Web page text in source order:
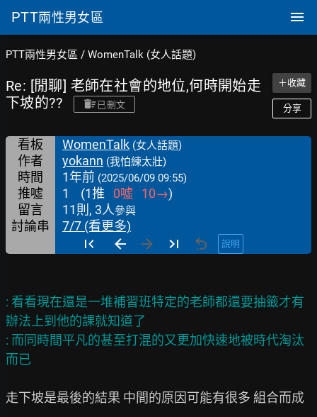
PTT兩性男女區
PTT兩性男女區 / WomenTalk (女人話題)
Re: [閒聊] 老師在社會的地位,何時開始走
下坡的??
已刪文
＋收藏
分享
看板 WomenTalk (女人話題)
作者 yokann (我怕練太壯)
時間 1年前 (2025/06/09 09:55)
推噓 1 (1推 0噓 10→)
留言
11則, 3人參與
討論串 7/7 (看更多)
說明
: 看看現在還是一堆補習班特定的老師都還要抽籤才有
辦法上到他的課就知道了
: 而同時間平凡的甚至打混的又更加快速地被時代淘汰
走下坡是最後的結果 中間的原因可能有很多 組合而成